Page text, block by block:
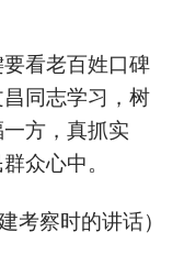
看老百姓口碑
同志学习，树
方，真抓实
众心中。
考察时的讲话）